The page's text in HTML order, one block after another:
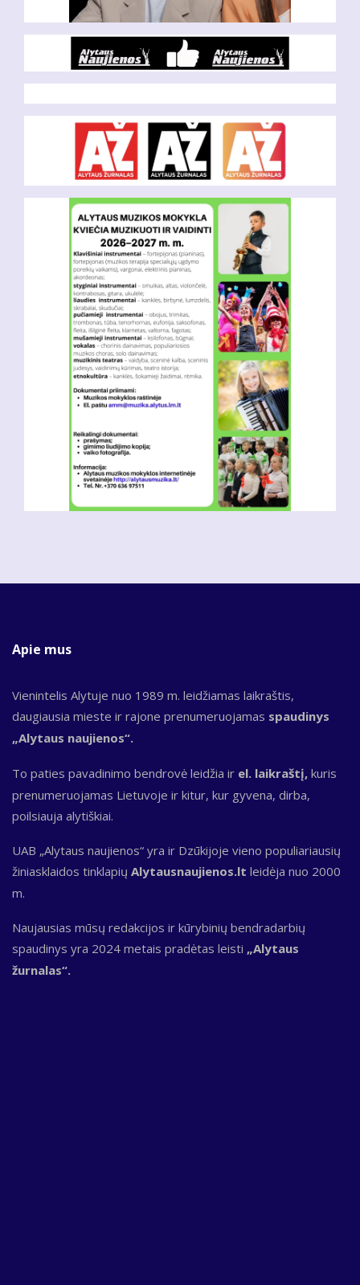
Apie mus
Vienintelis Alytuje nuo 1989 m. leidžiamas laikraštis,
daugiausia mieste ir rajone prenumeruojamas spaudinys
„Alytaus naujienos“.
To paties pavadinimo bendrovė leidžia ir el. laikraštį, kuris
prenumeruojamas Lietuvoje ir kitur, kur gyvena, dirba,
poilsiauja alytiškiai.
UAB „Alytaus naujienos“ yra ir Dzūkijoje vieno populiariausių
žiniasklaidos tinklapių Alytausnaujienos.lt leidėja nuo 2000
m.
Naujausias mūsų redakcijos ir kūrybinių bendradarbių
spaudinys yra 2024 metais pradėtas leisti „Alytaus
žurnalas“.